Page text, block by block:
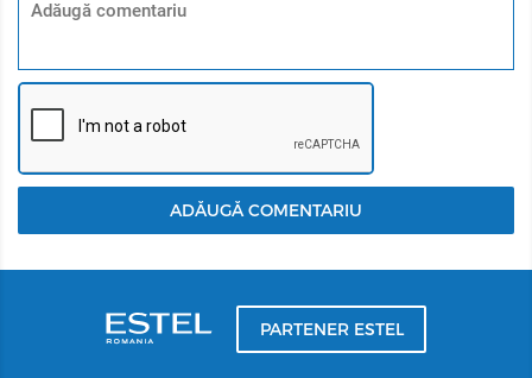
ADĂUGĂ COMENTARIU
PARTENER ESTEL